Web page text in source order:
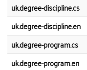
uk.degree-discipline.cs
uk.degree-discipline.en
uk.degree-program.cs
uk.degree-program.en